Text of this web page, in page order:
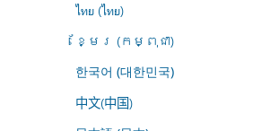
ไทย (ไทย)
ខ្មែរ (កម្ពុជា)
한국어 (대한민국)
中文(中国)